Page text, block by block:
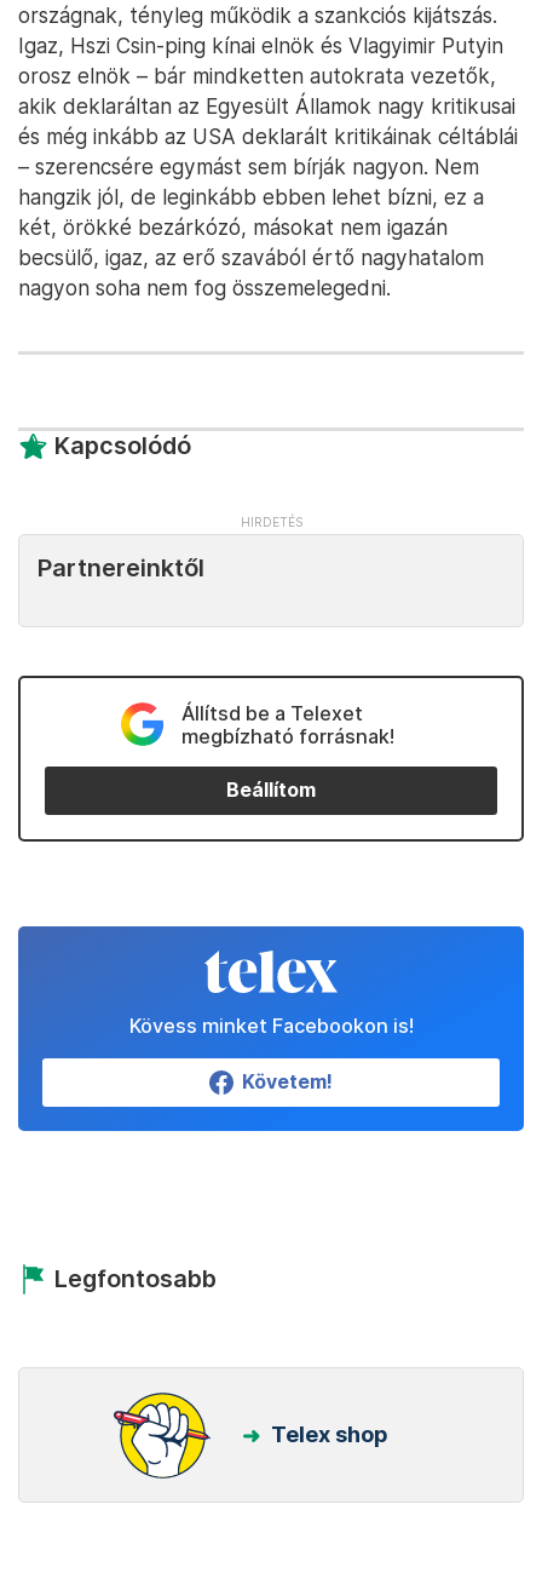
országnak, tényleg működik a szankciós kijátszás.
Igaz, Hszi Csin-ping kínai elnök és Vlagyimir Putyin
orosz elnök – bár mindketten autokrata vezetők,
akik deklaráltan az Egyesült Államok nagy kritikusai
és még inkább az USA deklarált kritikáinak céltáblái
– szerencsére egymást sem bírják nagyon. Nem
hangzik jól, de leginkább ebben lehet bízni, ez a
két, örökké bezárkózó, másokat nem igazán
becsülő, igaz, az erő szavából értő nagyhatalom
nagyon soha nem fog összemelegedni.
Kapcsolódó
Partnereinktől
Állítsd be a Telexet
megbízható forrásnak!
Beállítom
Kövess minket Facebookon is!
Követem!
Legfontosabb
Telex shop